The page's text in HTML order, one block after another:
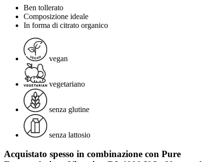
Ben tollerato
Composizione ideale
In forma di citrato organico
vegan
vegetariano
senza glutine
senza lattosio
Acquistato spesso in combinazione con Pure